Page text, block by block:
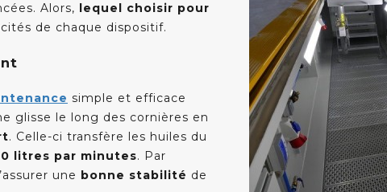
Alors,
lequel choisir pour
de chaque dispositif.
simple et efficace
glisse le long des cornières en
. Celle-ci transfère les huiles du
litres par minutes. Par
une bonne stabilité de